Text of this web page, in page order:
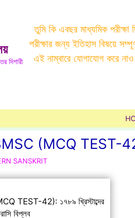
দিশারী
তুমি কি এবছর মাধ্যমিক
পরীক্ষার জন্য ইতিহাস বিষয়ে
এই নাম্বারে যোগাযোগ করে
(MCQ TEST-42):
SANSKRIT
TEST-42): ১৭৮৯ খ্রিস্টাব্দের
বিপ্লব